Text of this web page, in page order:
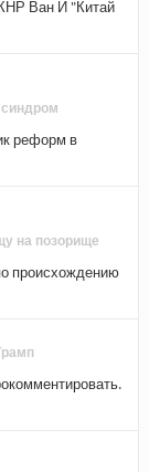
Ван И "Китай
синдром
реформ в
на позорище
происхождению